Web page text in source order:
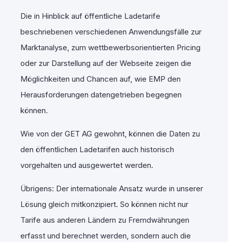
Die in Hinblick auf öffentliche Ladetarife
beschriebenen verschiedenen Anwendungsfälle zur
Marktanalyse, zum wettbewerbsorientierten Pricing
oder zur Darstellung auf der Webseite zeigen die
Möglichkeiten und Chancen auf, wie EMP den
Herausforderungen datengetrieben begegnen
können.
Wie von der GET AG gewohnt, können die Daten zu
den öffentlichen Ladetarifen auch historisch
vorgehalten und ausgewertet werden.
Übrigens: Der internationale Ansatz wurde in unserer
Lösung gleich mitkonzipiert. So können nicht nur
Tarife aus anderen Ländern zu Fremdwährungen
erfasst und berechnet werden, sondern auch die